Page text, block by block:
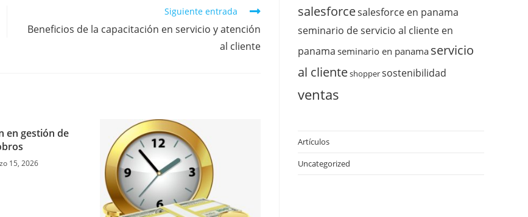
Siguiente entrada
Beneficios de la capacitación en servicio y atención
al cliente
en gestión de
15, 2026
salesforcesalesforce en panama
seminario de servicio al cliente en
panama seminario en panama servicio
al clienteshoppersostenibilidad
ventas
Artículos
Uncategorized